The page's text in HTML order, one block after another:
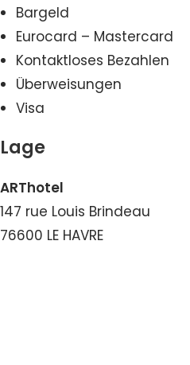
Bargeld
Eurocard – Mastercard
Kontaktloses Bezahlen
Überweisungen
Visa
Lage
ARThotel
147 rue Louis Brindeau
76600 LE HAVRE